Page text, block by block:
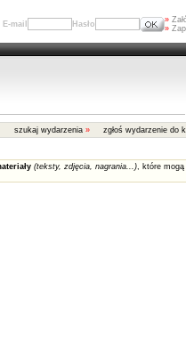
E-mail Hasło »
»
szukaj wydarzenia » zgłoś wydarzenie do
(teksty, zdjęcia, nagrania...), które mogą